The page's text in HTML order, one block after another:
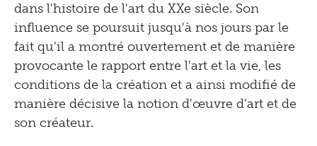
2018
2017
2016
2015
2014
dans l'histoire de l'art du XXe siècle. Son
influence se poursuit jusqu'à nos jours par le
fait qu'il a montré ouvertement et de manière
provocante le rapport entre l'art et la vie, les
conditions de la création et a ainsi modifié de
manière décisive la notion d'œuvre d'art et de
son créateur.